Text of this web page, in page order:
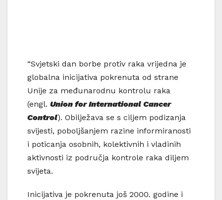
“Svjetski dan borbe protiv raka vrijedna je
globalna inicijativa pokrenuta od strane
Unije za međunarodnu kontrolu raka
(engl. Union for International Cancer
Control). Obilježava se s ciljem podizanja
svijesti, poboljšanjem razine informiranosti
i poticanja osobnih, kolektivnih i vladinih
aktivnosti iz područja kontrole raka diljem
svijeta.
Inicijativa je pokrenuta još 2000. godine i